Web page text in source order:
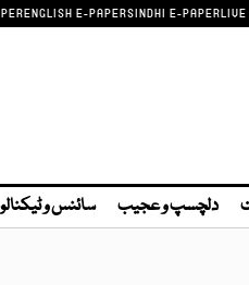
ENGLISH E-PAPERSINDHI E-PAPERLIVE
دلچسپ و عجیب سائنس و